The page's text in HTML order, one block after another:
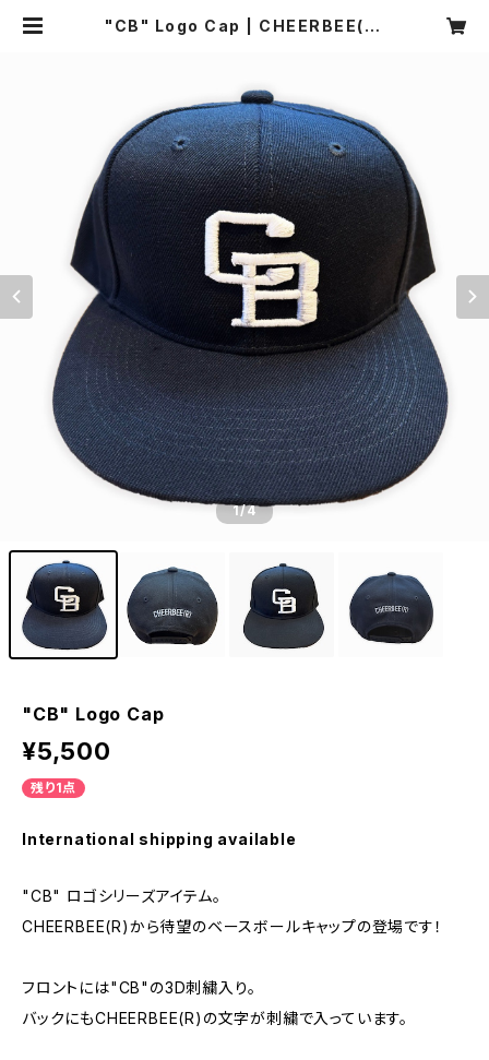
"CB" Logo Cap | CHEERBEE(R)
1/4
"CB" Logo Cap
¥5,500
残り1点
International shipping available
"CB" ロゴシリーズアイテム。
CHEERBEE(R)から待望のベースボールキャップの登場です！
フロントには"CB"の3D刺繍入り。
バックにもCHEERBEE(R)の文字が刺繍で入っています。